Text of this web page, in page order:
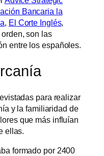
Bancaria la
, El Corte Inglés,
orden, son las
entre los españoles.
para realizar
y la familiaridad de
que más influían
ellas.
formado por 2400